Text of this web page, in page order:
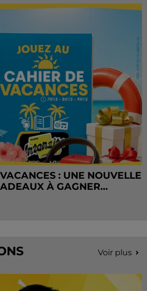
: UNE NOUVELLE
À GAGNER...
Voir plus